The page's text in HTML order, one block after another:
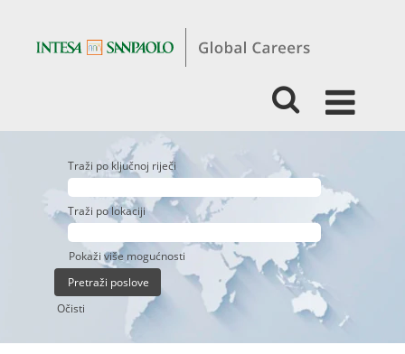
Traži po ključnoj riječi
Traži po lokaciji
Pokaži više mogućnosti
Očisti